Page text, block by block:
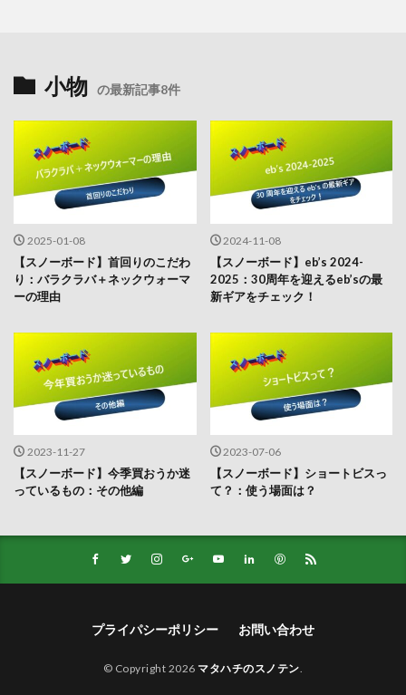
小物 の最新記事8件
2025-01-08
【スノーボード】首回りのこだわ
り：バラクラバ＋ネックウォーマ
ーの理由
2024-11-08
【スノーボード】eb’s 2024-
2025：30周年を迎えるeb’sの最
新ギアをチェック！
2023-11-27
【スノーボード】今季買おうか迷
っているもの：その他編
2023-07-06
【スノーボード】ショートビスっ
て？：使う場面は？
プライパシーポリシー お問い合わせ
© Copyright 2026 マタハチのスノテン